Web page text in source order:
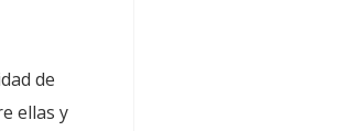
de
ellas y